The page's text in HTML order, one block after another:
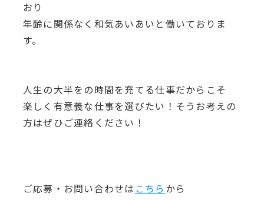
おり
年齢に関係なく和気あいあいと働いておりま
す。
人生の大半をの時間を充てる仕事だからこそ
楽しく有意義な仕事を選びたい！そうお考えの
方はぜひご連絡ください！
ご応募・お問い合わせは こちら から